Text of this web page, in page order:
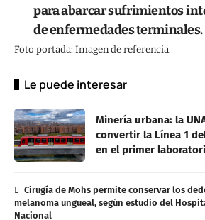
para abarcar sufrimientos
de enfermedades terminales.
Foto portada: Imagen de referencia.
Le puede interesar
Minería urbana: la
convertir la Línea 1
en el primer
Cirugía de Mohs permite conservar los
melanoma ungueal, según estudio del
Nacional